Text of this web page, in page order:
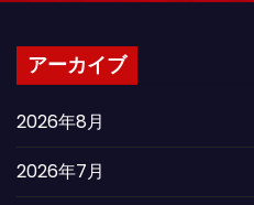
アーカイブ
2026年8月
2026年7月